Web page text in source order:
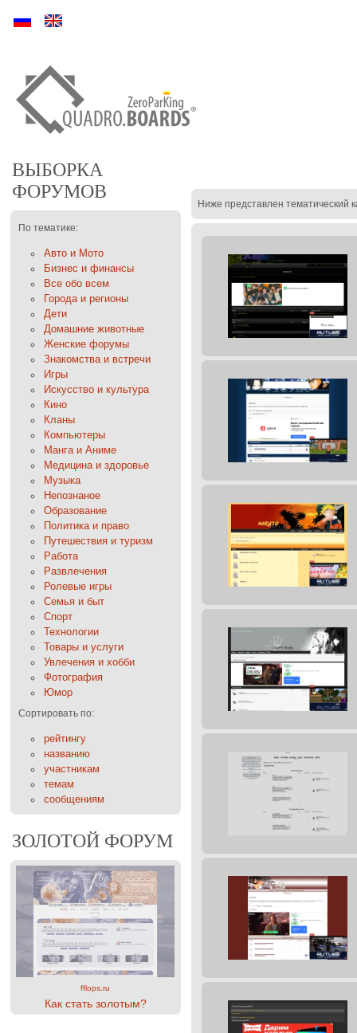
Ру En
ВЫБОРКА
ФОРУМОВ
По тематике:
Авто и Мото
Бизнес и финансы
Все обо всем
Города и регионы
Дети
Домашние животные
Женские форумы
Знакомства и встречи
Игры
Искусство и культура
Кино
Кланы
Компьютеры
Манга и Аниме
Медицина и здоровье
Музыка
Непознаное
Образование
Политика и право
Путешествия и туризм
Работа
Развлечения
Ролевые игры
Семья и быт
Спорт
Технологии
Товары и услуги
Увлечения и хобби
Фотография
Юмор
Сортировать по:
рейтингу
названию
участникам
темам
сообщениям
ЗОЛОТОЙ ФОРУМ
fflops.ru
Как стать золотым?
Ниже представлен тематический